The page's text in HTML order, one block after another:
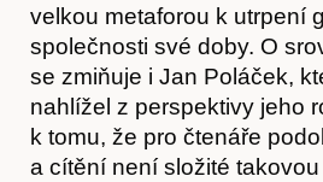
velkou metaforou k utrpení
společnosti své doby. O
se zmiňuje i Jan Poláček,
nahlížel z perspektivy jeho
k tomu, že pro čtenáře
a cítění není složité